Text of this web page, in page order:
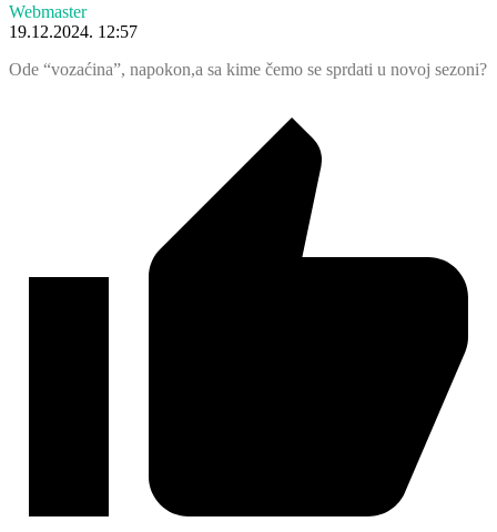
Webmaster
19.12.2024. 12:57
Ode “vozaćina”, napokon,a sa kime čemo se sprdati u novoj sezoni?